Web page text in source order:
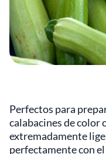
Perfectos para
calabacines de color
extremadamente
perfectamente con